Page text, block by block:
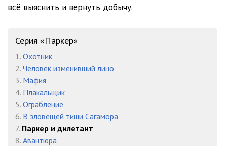
16.Ричард Старк - Паркер и дилетант
18.Ричард Старк - Паркер и дилетант
19.Ричард Старк - Паркер и дилетант
всё выяснить и вернуть добычу.
Серия «Паркер»
1. Охотник
2. Человек изменивший лицо
3. Мафия
4. Плакальщик
5. Ограбление
6. В зловещей тиши Сагамора
7. Паркер и дилетант
8. Авантюра